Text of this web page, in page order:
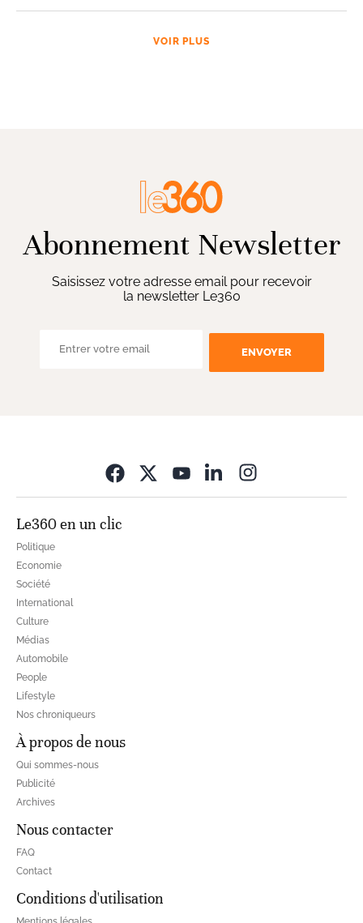
VOIR PLUS
Abonnement Newsletter
Saisissez votre adresse email pour recevoir
la newsletter Le360
ENVOYER
Le360 en un clic
Politique
Economie
Société
International
Culture
Médias
Automobile
People
Lifestyle
Nos chroniqueurs
À propos de nous
Qui sommes-nous
Publicité
Archives
Nous contacter
FAQ
Contact
Conditions d'utilisation